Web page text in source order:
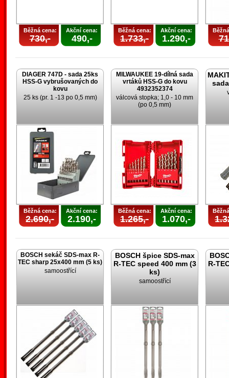
Běžná cena:
730,-
Akční cena:
490,-
Běžná cena:
1.733,-
Akční cena:
1.290,-
DIAGER 747D - sada 25ks
HSS-G vybrušovaných do
kovu
25 ks (pr. 1 -13 po 0,5 mm)
Běžná cena:
2.690,-
Akční cena:
2.190,-
MILWAUKEE 19-dílná sada
vrtáků HSS-G do kovu
4932352374
válcová stopka; 1,0 - 10 mm
(po 0,5 mm)
Běžná cena:
1.265,-
Akční cena:
1.070,-
BOSCH sekáč SDS-max R-
TEC sharp 25x400 mm (5 ks)
samoostřící
BOSCH špice SDS-max
R-TEC speed 400 mm (3
ks)
samoostřící
R-